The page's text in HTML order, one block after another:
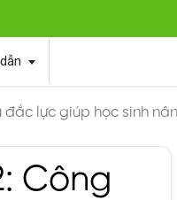
đắc lực giúp học sinh
Công